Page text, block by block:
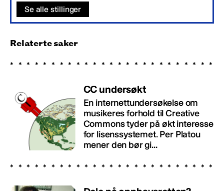
Se alle stillinger
Relaterte saker
CC undersøkt
En internettundersøkelse om
musikeres forhold til Creative
Commons tyder på økt interesse
for lisenssystemet. Per Platou
mener den bør gi...